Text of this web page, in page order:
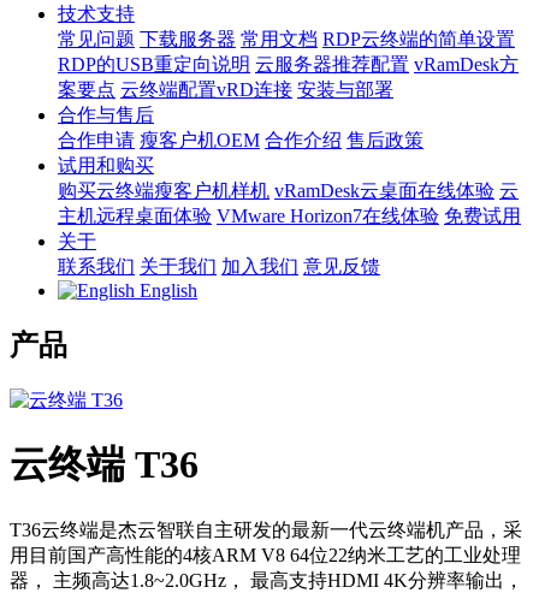
技术支持
常见问题 下载服务器 常用文档 RDP云终端的简单设置
RDP的USB重定向说明 云服务器推荐配置 vRamDesk方
案要点 云终端配置vRD连接 安装与部署
合作与售后
合作申请 瘦客户机OEM 合作介绍 售后政策
试用和购买
购买云终端瘦客户机样机 vRamDesk云桌面在线体验 云
主机远程桌面体验 VMware Horizon7在线体验 免费试用
关于
联系我们 关于我们 加入我们 意见反馈
English
产品
云终端 T36
T36云终端是杰云智联自主研发的最新一代云终端机产品，采
用目前国产高性能的4核ARM V8 64位22纳米工艺的工业处理
器， 主频高达1.8~2.0GHz， 最高支持HDMI 4K分辨率输出，